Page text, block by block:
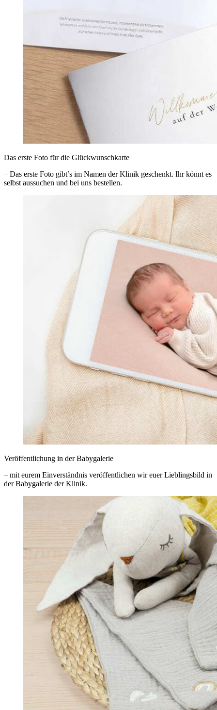
Das erste Foto für die Glückwunschkarte
– Das erste Foto gibt’s im Namen der Klinik geschenkt. Ihr könnt es
selbst aussuchen und bei uns bestellen.
Veröffentlichung in der Babygalerie
– mit eurem Einverständnis veröffentlichen wir euer Lieblingsbild in
der Babygalerie der Klinik.